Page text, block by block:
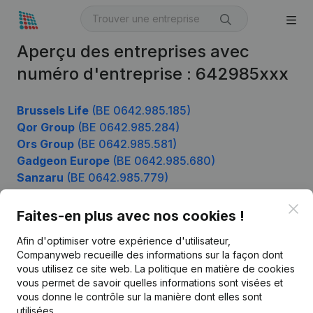
Aperçu des entreprises avec
numéro d'entreprise : 642985xxx
Brussels Life (BE 0642.985.185)
Qor Group (BE 0642.985.284)
Ors Group (BE 0642.985.581)
Gadgeon Europe (BE 0642.985.680)
Sanzaru (BE 0642.985.779)
Faites-en plus avec nos cookies !
Afin d'optimiser votre expérience d'utilisateur,
Companyweb recueille des informations sur la façon dont
vous utilisez ce site web. La politique en matière de cookies
vous permet de savoir quelles informations sont visées et
vous donne le contrôle sur la manière dont elles sont
utilisées.
Français
Informations d’entreprise
Monitoring